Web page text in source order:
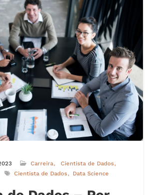
Carreira
Cientista de Dados
Cientista de Dados Data Science